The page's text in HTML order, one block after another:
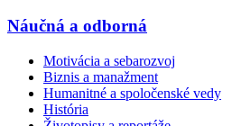
Náučná a odborná
Motivácia a sebarozvoj
Biznis a manažment
Humanitné a spoločenské vedy
História